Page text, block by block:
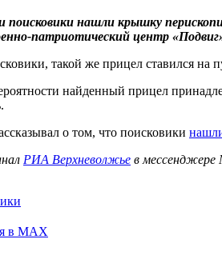
поисковики нашли крышку
патриотический центр
такой же прицел ставился
найденный прицел
о том, что поисковики
РИА Верхневолжье в мессенджере
в MAX